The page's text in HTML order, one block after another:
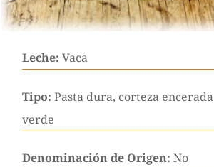
Leche: Vaca
Tipo: Pasta dura, corteza encerada
verde
Denominación de Origen: No